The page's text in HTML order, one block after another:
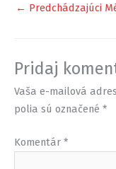
← Predchádzajúci
Pridaj
Vaša e-mailová
polia sú označené *
Komentár *